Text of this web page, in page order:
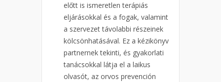
előtt is ismeretlen terápiás
eljárásokkal és a fogak, valamint
a szervezet távolabbi részeinek
kölcsönhatásával. Ez a kézikönyv
partnernek tekinti, és gyakorlati
tanácsokkal látja el a laikus
olvasót, az orvos prevención